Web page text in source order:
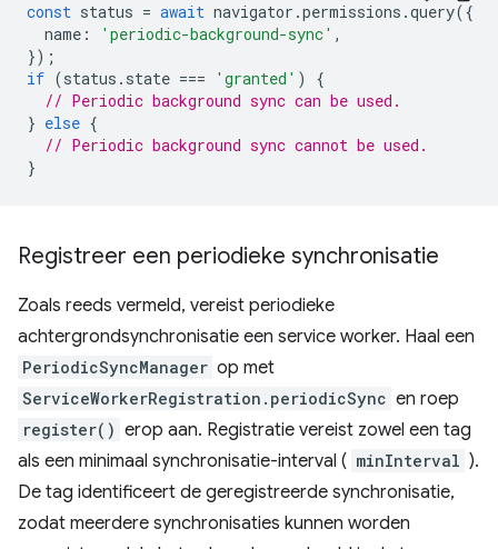
const status = await navigator .permissions .query({
name : 'periodic-background-sync' ,
});
if (status . state === 'granted' )
{
// Periodic background sync can be used.
} else {
// Periodic background sync cannot be used.
}
Registreer een periodieke synchronisatie
Zoals reeds vermeld, vereist periodieke
achtergrondsynchronisatie een service worker. Haal een
PeriodicSyncManager op met
ServiceWorkerRegistration.periodicSync en roep
register() erop aan. Registratie vereist zowel een tag
als een minimaal synchronisatie-interval ( minInterval ).
De tag identificeert de geregistreerde synchronisatie,
zodat meerdere synchronisaties kunnen worden